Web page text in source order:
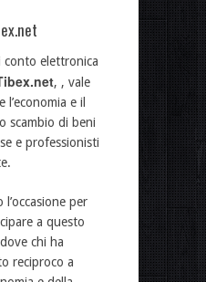
conto elettronica
, , vale
e il
scambio di beni
e professionisti
l’occasione per
a questo
chi ha
reciproco a